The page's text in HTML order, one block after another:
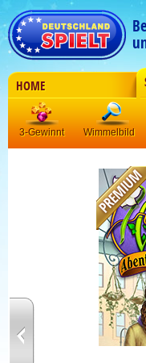
HOME
3-Gewinnt Wimmelbild